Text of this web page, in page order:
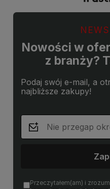
Nowości w
z branży?
Podaj swój e-mail, a
najbliższe zakupy!
Przeczytałem(am) i